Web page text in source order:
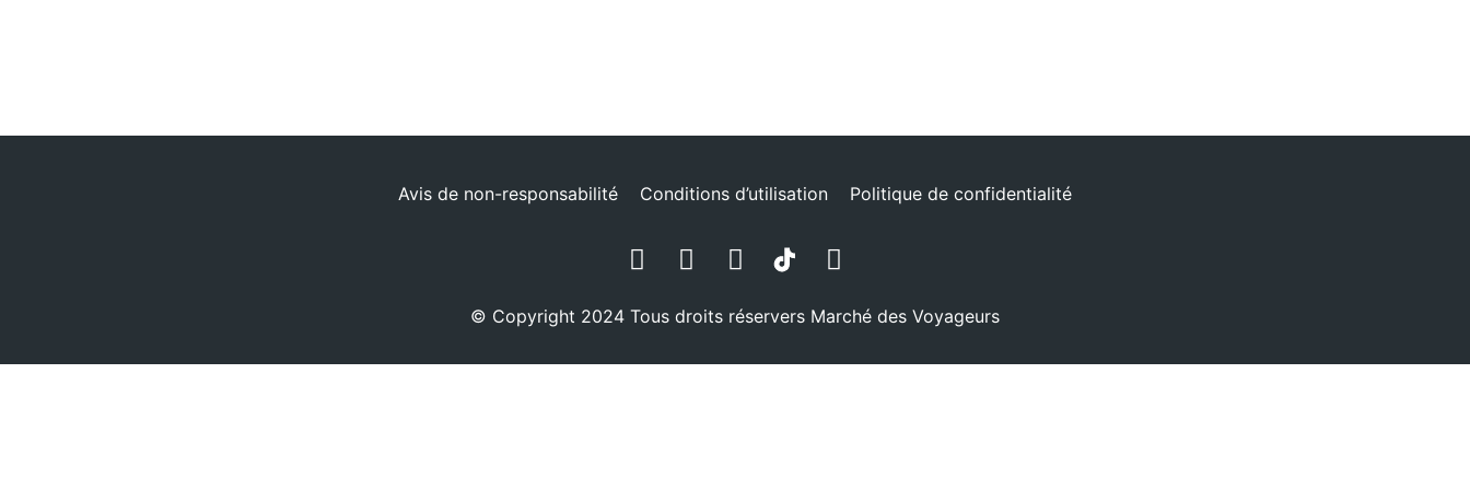
Avis de non-responsabilité Conditions d’utilisation Politique de confidentialité
© Copyright 2024 Tous droits réservers Marché des Voyageurs